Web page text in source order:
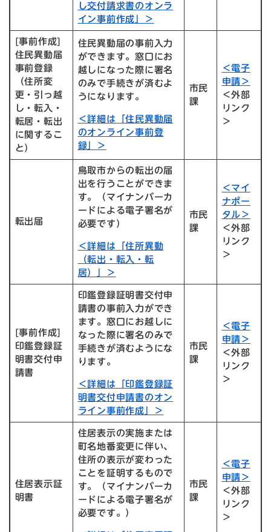
し交付請求書のオンラ
イン事前作成」＞
[事前作成]
住民異動届
事前登録
（住所変
更・引っ越
し・転入・
転居・転出
に関するこ
と）
住民異動届の事前入力
ができます。窓口にお
越しになった際に署名
のみで手続きが済むよ
うになります。
＜詳細は「住民異動届
のオンライン事前登
録」＞
市民
課
＜電子
申請＞
＜外部
リンク
＞
転出届
鳥取市からの転出の届
出を行うことができま
す。（マイナンバーカ
ードによる電子署名が
必要です）
＜詳細は「住所異動
（転出・転入・転
居）」＞
市民
課
＜マイ
ナポー
タル＞
＜外部
リンク
＞
[事前作成]
印鑑登録証
明書交付申
請書
印鑑登録証明書交付申
請書の事前入力ができ
ます。窓口にお越しに
なった際に署名のみで
手続きが済むようにな
ります。
＜詳細は「印鑑登録証
明書交付申請書のオン
ライン事前作成」＞
市民
課
＜電子
申請＞
＜外部
リンク
＞
住居表示証
明書
住居表示の実施または
町名地番変更に伴い、
住所の表示が変わった
ことを証明するもので
す。（マイナンバーカ
ードによる電子署名が
必要です。）
市民
課
＜電子
申請＞
＜外部
リンク
＞